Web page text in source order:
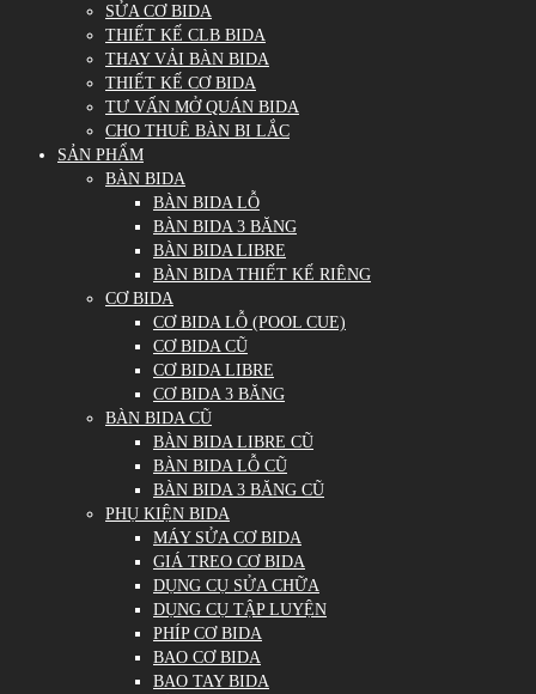
SỬA CƠ BIDA
THIẾT KẾ CLB BIDA
THAY VẢI BÀN BIDA
THIẾT KẾ CƠ BIDA
TƯ VẤN MỞ QUÁN BIDA
CHO THUÊ BÀN BI LẮC
SẢN PHẨM
BÀN BIDA
BÀN BIDA LỖ
BÀN BIDA 3 BĂNG
BÀN BIDA LIBRE
BÀN BIDA THIẾT KẾ RIÊNG
CƠ BIDA
CƠ BIDA LỖ (POOL CUE)
CƠ BIDA CŨ
CƠ BIDA LIBRE
CƠ BIDA 3 BĂNG
BÀN BIDA CŨ
BÀN BIDA LIBRE CŨ
BÀN BIDA LỖ CŨ
BÀN BIDA 3 BĂNG CŨ
PHỤ KIỆN BIDA
MÁY SỬA CƠ BIDA
GIÁ TREO CƠ BIDA
DỤNG CỤ SỬA CHỮA
DỤNG CỤ TẬP LUYỆN
PHÍP CƠ BIDA
BAO CƠ BIDA
BAO TAY BIDA